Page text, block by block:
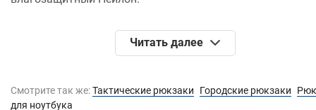
Карманы и отделения:
молнии и полноценный карман для ноутбука до
Читать далее
Смотрите так же:Тактические рюкзаки Городские рюкзаки
для ноутбука